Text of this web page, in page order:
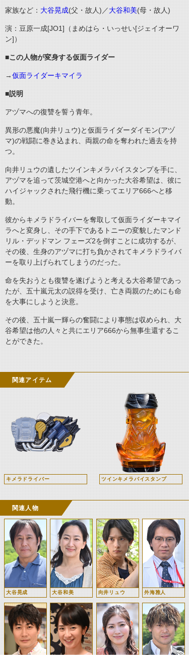
家族など： 大谷晃成(父・故人)／大谷和美(母・故人)
演：豆原一成[JO1]（まめはら・いっせい[ジェイオーワ
ン]）
■この人物が変身する仮面ライダー
→仮面ライダーキマイラ
■説明
アヅマへの復讐を誓う青年。
異形の悪魔(向井リュウ)と仮面ライダーダイモン(アヅ
マ)の戦闘に巻き込まれ、両親の命を奪われた過去を持
つ。
向井リュウの遺したツインキメラバイスタンプを手に、
アヅマを追って茨城空港へと向かった大谷希望は、彼に
ハイジャックされた飛行機に乗ってエリア666へと移
動。
彼からキメラドライバーを奪取して仮面ライダーキマイ
ラへと変身し、その手下であるトニーの変貌したマンド
リル・デッドマン フェーズ2を倒すことに成功するが、
その後、生身のアヅマに打ち負かされてキメラドライバ
ーを取り上げられてしまうのだった。
命を失おうとも復讐を遂げようと考える大谷希望であっ
たが、五十嵐元太の説得を受け、亡き両親のためにも命
を大事にしようと決意。
その後、五十嵐一輝らの奮闘により事態は収められ、大
谷希望は他の人々と共にエリア666から無事生還するこ
とができた。
関連アイテム
キメラドライバー ツインキメラバイスタンプ
関連人物
大谷晃成 大谷和美 向井リュウ 外海雅人